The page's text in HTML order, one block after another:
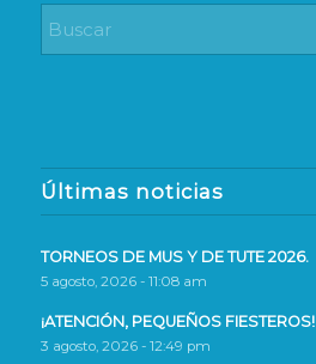
Últimas noticias
TORNEOS DE MUS Y DE TUTE 2026.
5 agosto, 2026 - 11:08 am
¡ATENCIÓN, PEQUEÑOS FIESTEROS!
3 agosto, 2026 - 12:49 pm